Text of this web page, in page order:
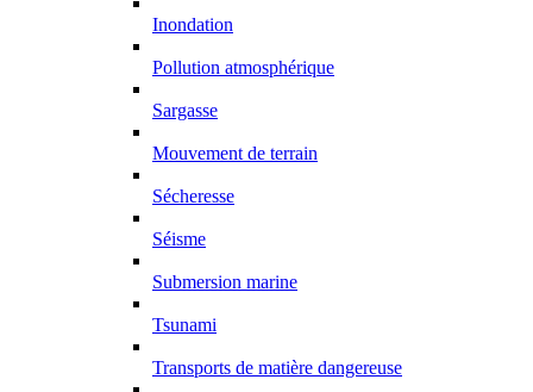
Inondation
Pollution atmosphérique
Sargasse
Mouvement de terrain
Sécheresse
Séisme
Submersion marine
Tsunami
Transports de matière dangereuse